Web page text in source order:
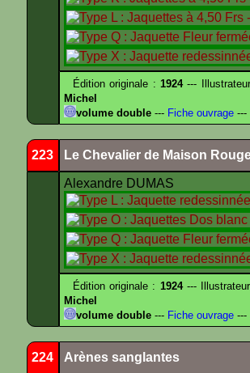
Édition originale : 1924---
Michel
volume double --- Fiche ouvrage ---
223 Le Chevalier de Maison
Alexandre DUMAS
Édition originale : 1924---
Michel
volume double --- Fiche ouvrage ---
224 Arènes sanglantes